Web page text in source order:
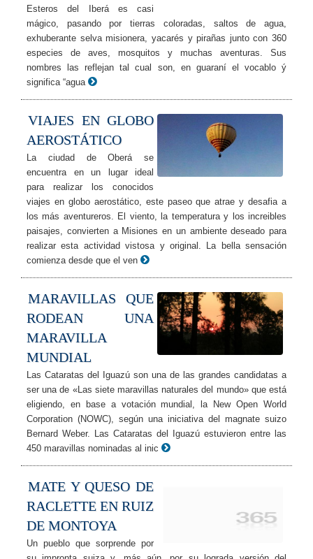
Esteros del Iberá es casi
mágico, pasando por tierras coloradas, saltos de agua,
exhuberante selva misionera, yacarés y pirañas junto con 360
especies de aves, mosquitos y muchas aventuras. Sus
nombres las reflejan tal cual son, en guaraní el vocablo ý
significa “agua
VIAJES EN GLOBO
AEROSTÁTICO
La ciudad de Oberá se
encuentra en un lugar ideal
para realizar los conocidos
viajes en globo aerostático, este paseo que atrae y desafia a
los más aventureros. El viento, la temperatura y los increibles
paisajes, convierten a Misiones en un ambiente deseado para
realizar esta actividad vistosa y original. La bella sensación
comienza desde que el ven
MARAVILLAS QUE
RODEAN UNA
MARAVILLA
MUNDIAL
Las Cataratas del Iguazú son una de las grandes candidatas a
ser una de «Las siete maravillas naturales del mundo» que está
eligiendo, en base a votación mundial, la New Open World
Corporation (NOWC), según una iniciativa del magnate suizo
Bernard Weber. Las Cataratas del Iguazú estuvieron entre las
450 maravillas nominadas al inic
MATE Y QUESO DE
RACLETTE EN RUIZ
DE MONTOYA
Un pueblo que sorprende por